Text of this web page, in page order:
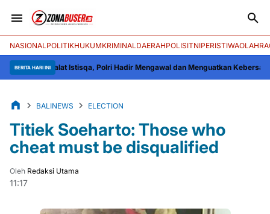
NASIONALPOLITIKHUKUMKRIMINALDAERAHPOLISITNIPERISTIWA
BERITA HARI INI
Shalat Istisqa, Polri Hadir Mengawal dan Menguatkan KebersamaanDahan
BALINEWS ELECTION
Titiek Soeharto: Those who
cheat must be disqualified
Oleh Redaksi Utama
11:17